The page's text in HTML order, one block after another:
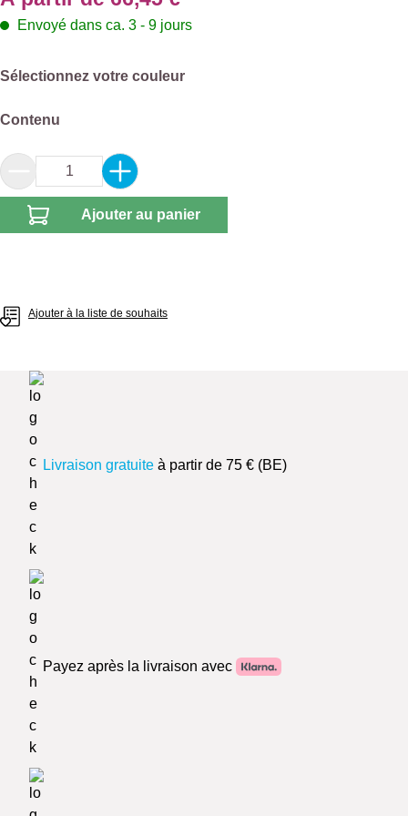
Envoyé dans ca. 3 - 9 jours
Sélectionnez
Sélectionnez votre couleur
Sélectionnez
Contenu
Quantité de produit : Entrez la quantité
Ajouter au panier
Ajouter à la liste de souhaits
Livraison gratuite à partir de 75 € (BE)
Payez après la livraison avec